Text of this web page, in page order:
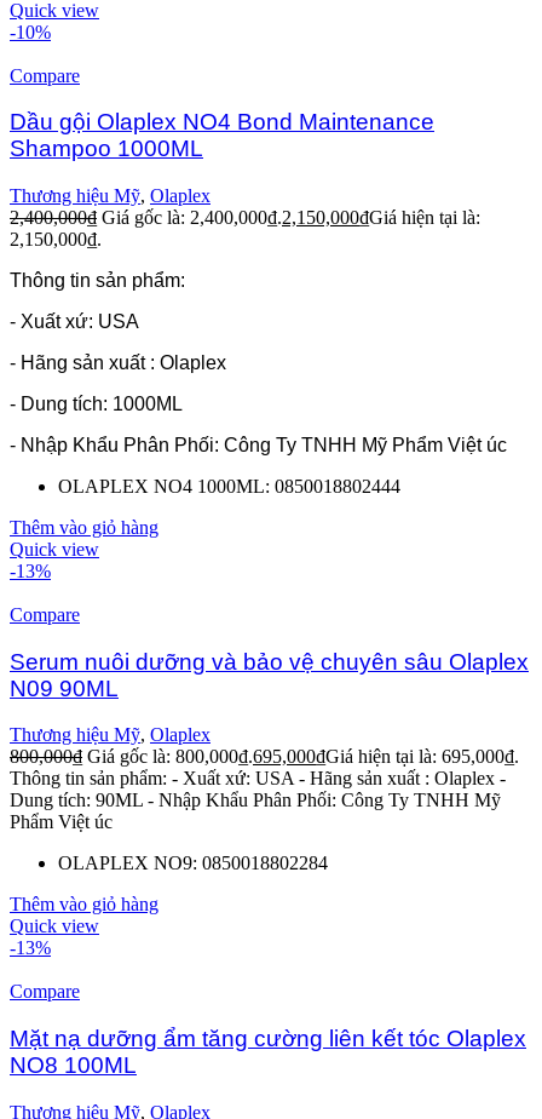
Quick view
-10%
Compare
Dầu gội Olaplex NO4 Bond Maintenance
Shampoo 1000ML
Thương hiệu Mỹ, Olaplex
2,400,000₫ Giá gốc là: 2,400,000₫.2,150,000₫Giá hiện tại là:
2,150,000₫.
Thông tin sản phẩm:
- Xuất xứ: USA
- Hãng sản xuất : Olaplex
- Dung tích: 1000ML
- Nhập Khẩu Phân Phối: Công Ty TNHH Mỹ Phẩm Việt úc
OLAPLEX NO4 1000ML: 0850018802444
Thêm vào giỏ hàng
Quick view
-13%
Compare
Serum nuôi dưỡng và bảo vệ chuyên sâu Olaplex
N09 90ML
Thương hiệu Mỹ, Olaplex
800,000₫ Giá gốc là: 800,000₫.695,000₫Giá hiện tại là: 695,000₫.
Thông tin sản phẩm: - Xuất xứ: USA - Hãng sản xuất : Olaplex -
Dung tích: 90ML - Nhập Khẩu Phân Phối: Công Ty TNHH Mỹ
Phẩm Việt úc
OLAPLEX NO9: 0850018802284
Thêm vào giỏ hàng
Quick view
-13%
Compare
Mặt nạ dưỡng ẩm tăng cường liên kết tóc Olaplex
NO8 100ML
Thương hiệu Mỹ, Olaplex